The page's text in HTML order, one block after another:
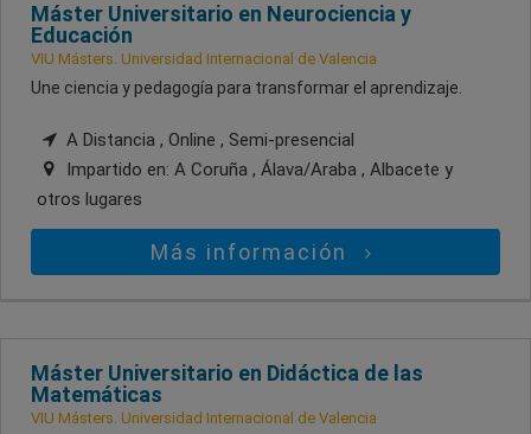
Máster Universitario en Neurociencia y
Educación
VIU Másters. Universidad Internacional de Valencia
Une ciencia y pedagogía para transformar el aprendizaje.
A Distancia , Online , Semi-presencial
Impartido en: A Coruña , Álava/Araba , Albacete y
otros lugares
Más información
Máster Universitario en Didáctica de las
Matemáticas
VIU Másters. Universidad Internacional de Valencia